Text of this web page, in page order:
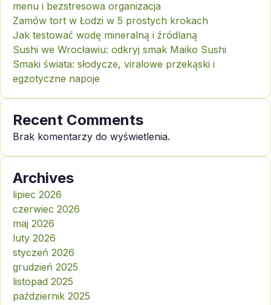
menu i bezstresowa organizacja
Zamów tort w Łodzi w 5 prostych krokach
Jak testować wodę mineralną i źródlaną
Sushi we Wrocławiu: odkryj smak Maiko Sushi
Smaki świata: słodycze, viralowe przekąski i
egzotyczne napoje
Recent Comments
Brak komentarzy do wyświetlenia.
Archives
lipiec 2026
czerwiec 2026
maj 2026
luty 2026
styczeń 2026
grudzień 2025
listopad 2025
październik 2025